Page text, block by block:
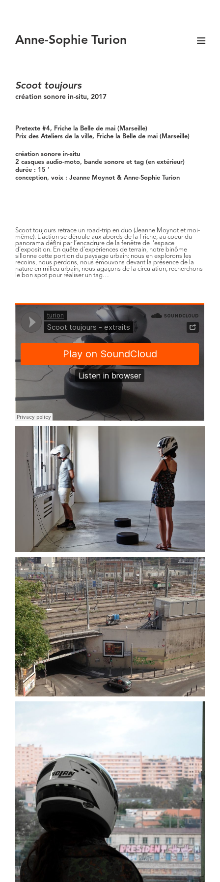
Anne-Sophie Turion
Scoot toujours
création sonore in-situ, 2017
Pretexte #4, Friche la Belle de mai (Marseille)
Prix des Ateliers de la ville, Friche la Belle de mai (Marseille)
création sonore in-situ
2 casques audio-moto, bande sonore et tag (en extérieur)
durée : 15 ‘
conception, voix : Jeanne Moynot & Anne-Sophie Turion
Scoot toujours retrace un road-trip en duo (Jeanne Moynot et moi-
même). L’action se déroule aux abords de la Friche, au coeur du
panorama défini par l’encadrure de la fenêtre de l’espace
d’exposition. En quête d’expériences de terrain, notre binôme
sillonne cette portion du paysage urbain: nous en explorons les
recoins, nous perdons, nous émouvons devant la présence de la
nature en milieu urbain, nous agaçons de la circulation, recherchons
le bon spot pour réaliser un tag…